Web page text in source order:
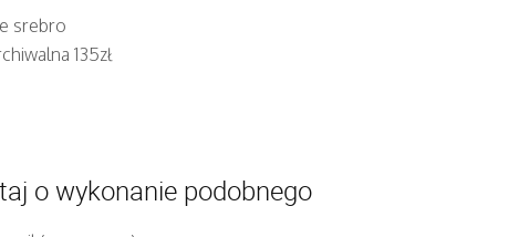
srebro
135zł
o wykonanie podobnego